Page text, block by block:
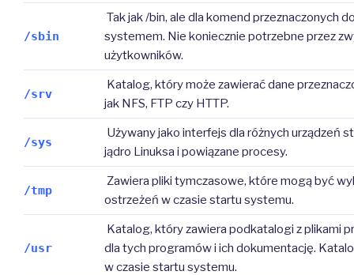
/sbin
Tak jak /bin, ale dla komend przeznaczonych
systemem. Nie koniecznie potrzebne przez
użytkowników.
/srv
Katalog, który może zawierać dane
jak NFS, FTP czy HTTP.
/sys
Używany jako interfejs dla różnych urządzeń
jądro Linuksa i powiązane procesy.
/tmp
Zawiera pliki tymczasowe, które mogą być
ostrzeżeń w czasie startu systemu.
/usr
Katalog, który zawiera podkatalogi z plikami
dla tych programów i ich dokumentację.
w czasie startu systemu.